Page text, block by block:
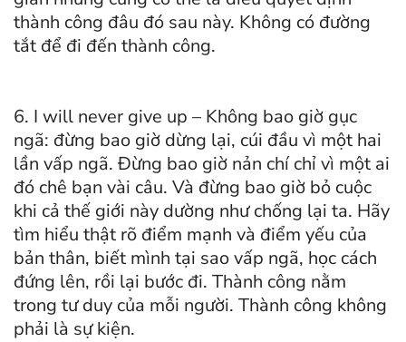
thành công đâu đó sau này. Không có đường
tắt để đi đến thành công.
6. I will never give up – Không bao giờ gục
ngã: đừng bao giờ dừng lại, cúi đầu vì một hai
lần vấp ngã. Đừng bao giờ nản chí chỉ vì một ai
đó chê bạn vài câu. Và đừng bao giờ bỏ cuộc
khi cả thế giới này dường như chống lại ta. Hãy
tìm hiểu thật rõ điểm mạnh và điểm yếu của
bản thân, biết mình tại sao vấp ngã, học cách
đứng lên, rồi lại bước đi. Thành công nằm
trong tư duy của mỗi người. Thành công không
phải là sự kiện.